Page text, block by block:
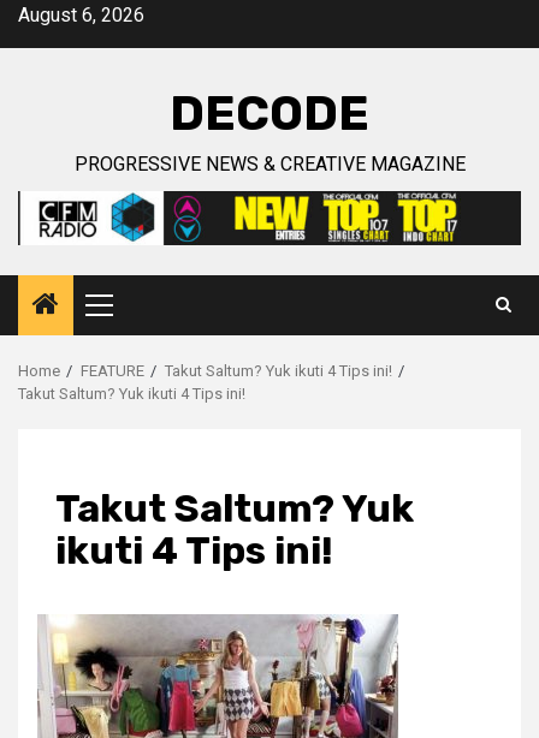
SkipAugust 6, 2026
DECODE
PROGRESSIVE NEWS & CREATIVE MAGAZINE
Primary
Menu
Home FEATURE
Takut Saltum? Yuk ikuti 4 Tips ini!
Takut Saltum? Yuk ikuti 4 Tips ini!
Takut Saltum? Yuk
ikuti 4 Tips ini!